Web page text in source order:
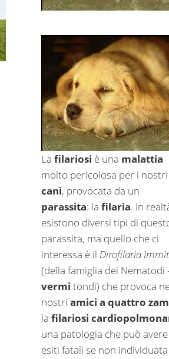
La filariosi è una malattia
molto pericolosa per i nostri
cani, provocata da un
parassita: la filaria. In
esistono diversi tipi di
parassita, ma quello che ci
interessa è il Dirofilaria
(della famiglia dei Nematodi
vermi tondi) che provoca
nostri amici a quattro
la filariosi
una patologia che può avere
esiti fatali se non individuata